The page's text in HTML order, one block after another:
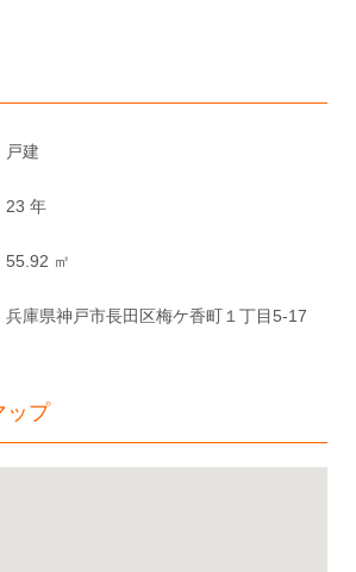
戸建
23 年
55.92 ㎡
兵庫県神戸市長田区梅ケ香町１丁目5-17
ップ